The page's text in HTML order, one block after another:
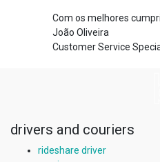
Com os melhores
João Oliveira
Customer Service
drivers and couriers
rideshare driver